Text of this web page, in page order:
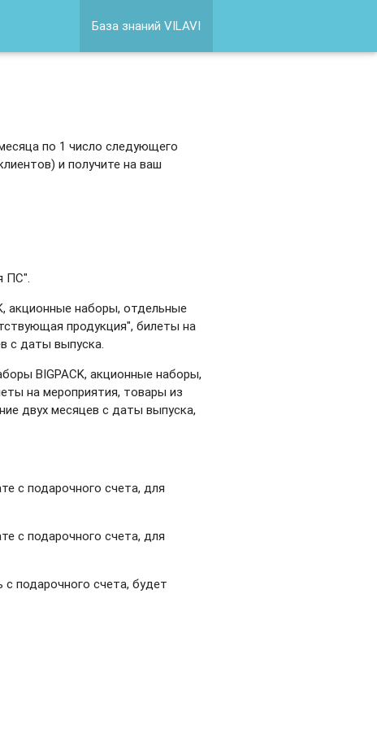
База знаний VILAVI
по 1 число следующего
и получите на ваш
ПС".
акционные наборы, отдельные
продукция", билеты на
с даты выпуска.
BIGPACK, акционные наборы,
на мероприятия, товары из
двух месяцев с даты выпуска,
с подарочного счета, для
с подарочного счета, для
подарочного счета, будет